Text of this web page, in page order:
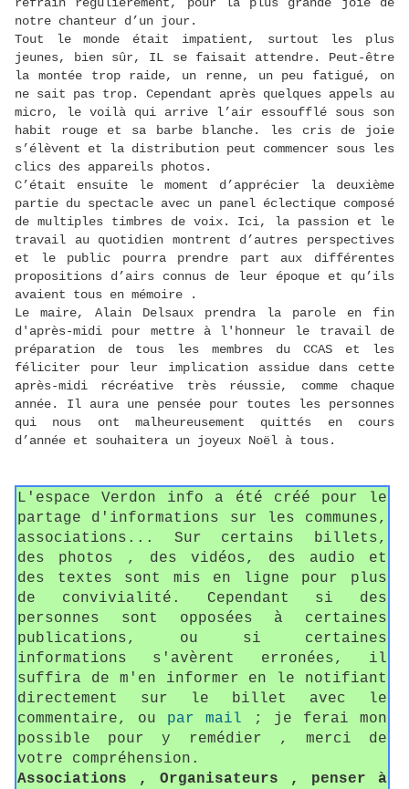
notre chanteur d’un jour.
Tout le monde était impatient, surtout les plus
jeunes, bien sûr, IL se faisait attendre. Peut-être
la montée trop raide, un renne, un peu fatigué, on
ne sait pas trop. Cependant après quelques appels au
micro, le voilà qui arrive l’air essoufflé sous son
habit rouge et sa barbe blanche. les cris de joie
s’élèvent et la distribution peut commencer sous les
clics des appareils photos.
C’était ensuite le moment d’apprécier la deuxième
partie du spectacle avec un panel éclectique composé
de multiples timbres de voix. Ici, la passion et le
travail au quotidien montrent d’autres perspectives
et le public pourra prendre part aux différentes
propositions d’airs connus de leur époque et qu’ils
avaient tous en mémoire .
Le maire, Alain Delsaux prendra la parole en fin
d'après-midi pour mettre à l'honneur le travail de
préparation de tous les membres du CCAS et les
féliciter pour leur implication assidue dans cette
après-midi récréative très réussie, comme chaque
année. Il aura une pensée pour toutes les personnes
qui nous ont malheureusement quittés en cours
d’année et souhaitera un joyeux Noël à tous.
L'espace Verdon info a été créé pour le
partage d'informations sur les communes,
associations... Sur certains billets,
des photos , des vidéos, des audio et
des textes sont mis en ligne pour plus
de convivialité. Cependant si des
personnes sont opposées à certaines
publications, ou si certaines
informations s'avèrent erronées, il
suffira de m'en informer en le notifiant
directement sur le billet avec le
commentaire, ou par mail ; je ferai mon
possible pour y remédier , merci de
votre compréhension.
Associations , Organisateurs , penser à